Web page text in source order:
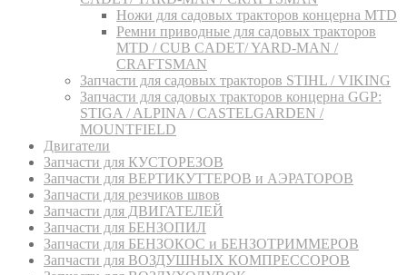
Ножи для садовых тракторов концерна MTD
Ремни приводные для садовых тракторов
MTD / CUB CADET/ YARD-MAN /
CRAFTSMAN
Запчасти для садовых тракторов STIHL / VIKING
Запчасти для садовых тракторов концерна GGP:
STIGA / ALPINA / CASTELGARDEN /
MOUNTFIELD
Двигатели
Запчасти для КУСТОРЕЗОВ
Запчасти для ВЕРТИКУТТЕРОВ и АЭРАТОРОВ
Запчасти для резчиков швов
Запчасти для ДВИГАТЕЛЕЙ
Запчасти для БЕНЗОПИЛ
Запчасти для БЕНЗОКОС и БЕНЗОТРИММЕРОВ
Запчасти для ВОЗДУШНЫХ КОМПРЕССОРОВ